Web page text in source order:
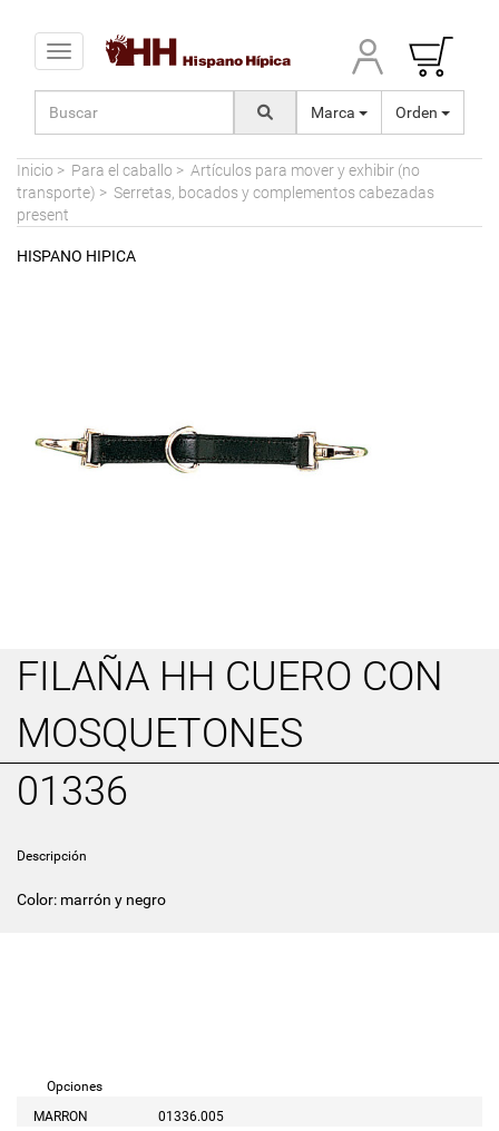
Toggle navigation
Marca Orden
Inicio > Para el caballo > Artículos para mover y exhibir (no
transporte) > Serretas, bocados y complementos cabezadas
present
HISPANO HIPICA
FILAÑA HH CUERO CON
MOSQUETONES
01336
Descripción
Color: marrón y negro
Opciones
MARRON
01336.005